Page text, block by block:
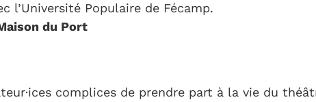
l’Université Populaire de Fécamp.
du Port
complices de prendre part à la vie du